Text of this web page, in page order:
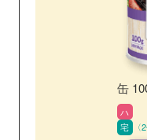
缶
ハ
宅 〈